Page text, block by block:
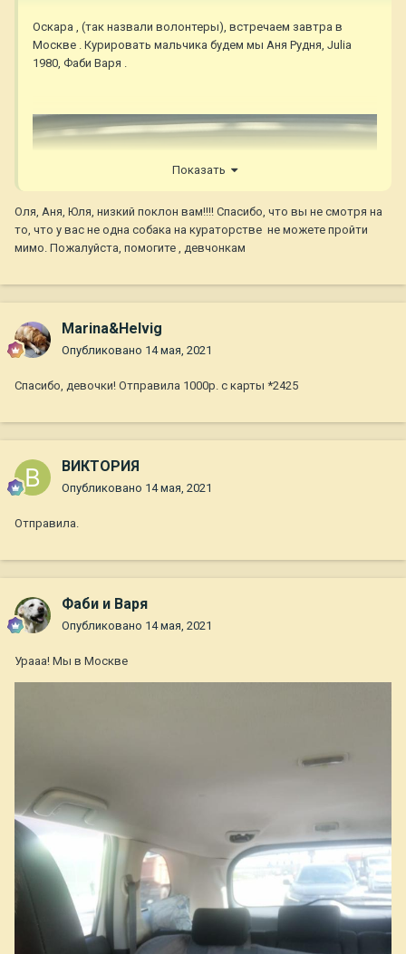
Оскара , (так назвали волонтеры), встречаем завтра в
Москве . Курировать мальчика будем мы Аня Рудня, Julia
1980, Фаби Варя .
Показать
Оля, Аня, Юля, низкий поклон вам!!!! Спасибо, что вы не смотря на
то, что у вас не одна собака на кураторстве не можете пройти
мимо. Пожалуйста, помогите , девчонкам
Marina&Helvig
Опубликовано 14 мая, 2021
Спасибо, девочки! Отправила 1000р. с карты *2425
ВИКТОРИЯ
Опубликовано 14 мая, 2021
Отправила.
Фаби и Варя
Опубликовано 14 мая, 2021
Урааа! Мы в Москве